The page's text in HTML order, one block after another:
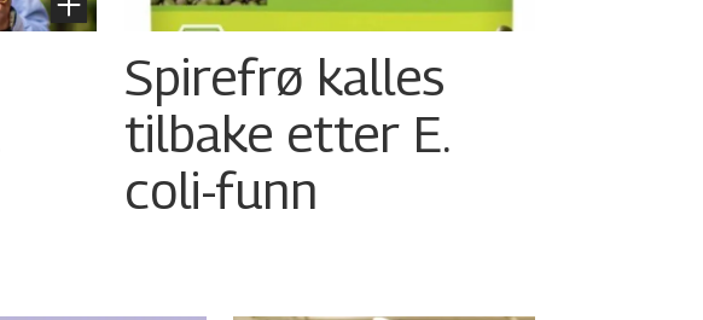
Spirefrø kalles
tilbake etter E.
coli-funn